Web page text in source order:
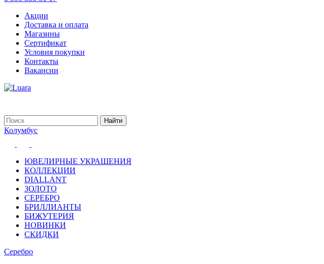
Акции
Доставка и оплата
Магазины
Сертификат
Условия покупки
Контакты
Вакансии
Колумбус
ЮВЕЛИРНЫЕ УКРАШЕНИЯ
КОЛЛЕКЦИИ
DIALLANT
ЗОЛОТО
СЕРЕБРО
БРИЛЛИАНТЫ
БИЖУТЕРИЯ
НОВИНКИ
СКИДКИ
Серебро